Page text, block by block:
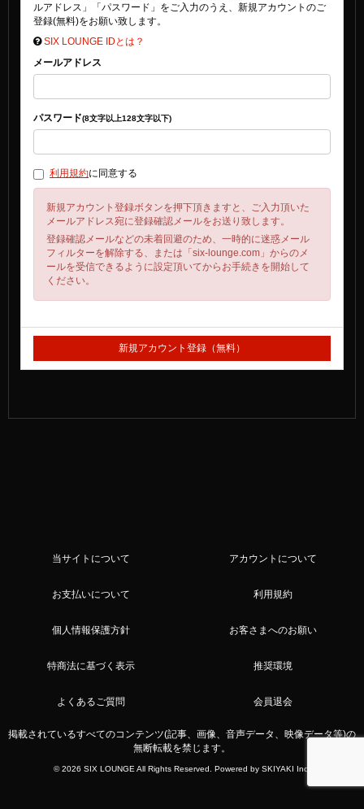
ルアドレス」「パスワード」をご入力のうえ、新規アカウントのご
登録(無料)をお願い致します。
SIX LOUNGE IDとは？
メールアドレス
パスワード(8文字以上128文字以下)
利用規約に同意する
新規アカウント登録ボタンを押下頂きますと、ご入力頂いた
メールアドレス宛に登録確認メールをお送り致します。
登録確認メールなどの未着回避のため、一時的に迷惑メール
フィルターを解除する、または「six-lounge.com」からのメ
ールを受信できるように設定頂いてからお手続きを開始して
ください。
当サイトについて アカウントについて
お支払いについて 利用規約
個人情報保護方針 お客さまへのお願い
特商法に基づく表示 推奨環境
よくあるご質問 会員退会
掲載されているすべてのコンテンツ(記事、画像、音声データ、映像データ等)の
無断転載を禁じます。
© 2026 SIX LOUNGE All Rights Reserved. Powered by SKIYAKI Inc.